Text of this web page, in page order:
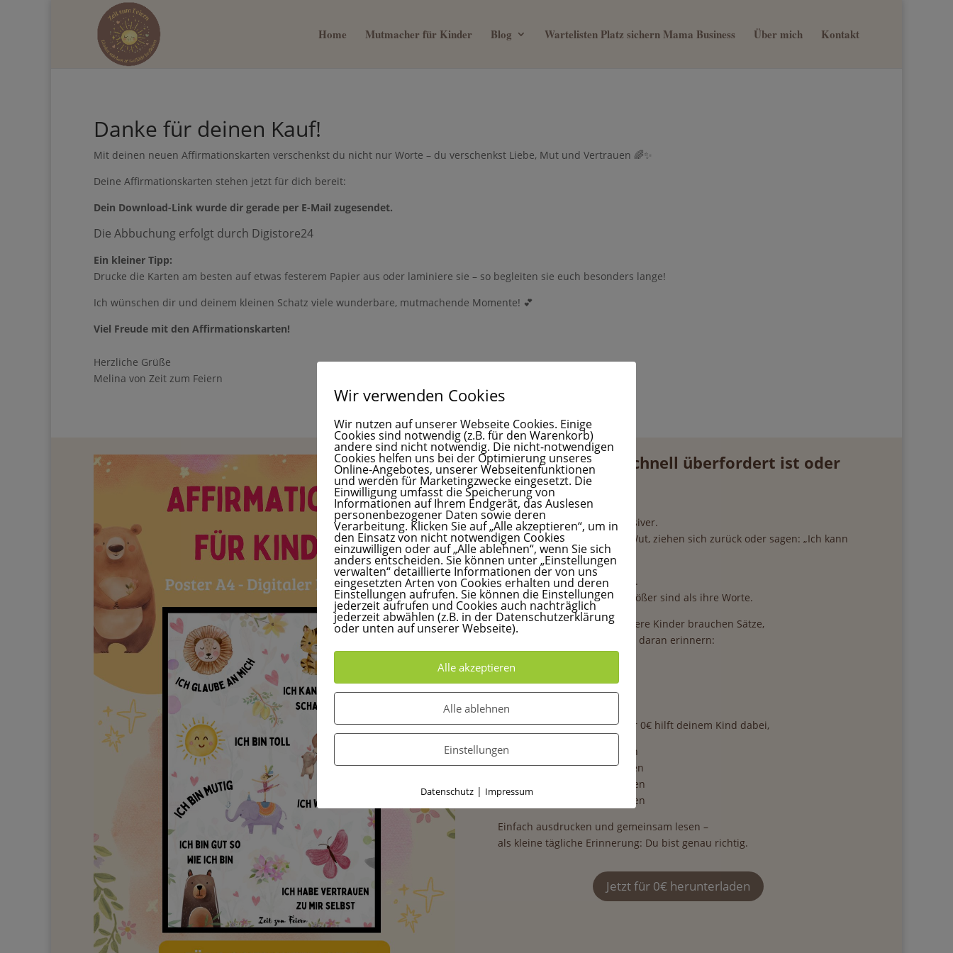
Home Mutmacher für Kinder Blog Wartelisten Platz sichern Mama Business Über mich Kontakt
Danke für deinen Kauf!
Mit deinen neuen Affirmationskarten verschenkst du nicht nur Worte – du verschenkst Liebe, Mut und Vertrauen 🌈✨
Deine Affirmationskarten stehen jetzt für dich bereit:
Dein Download-Link wurde dir gerade per E-Mail zugesendet.
Die Abbuchung erfolgt durch Digistore24
Ein kleiner Tipp:
Drucke die Karten am besten auf etwas festerem Papier aus oder laminiere sie – so begleiten sie euch besonders lange!
Ich wünschen dir und deinem kleinen Schatz viele wunderbare, mutmachende Momente! 💕
Viel Freude mit den Affirmationskarten!
Herzliche Grüße
Melina von Zeit zum Feiern
Wenn dein Kind schnell überfordert ist oder
an sich zweifelt
Manche Kinder fühlen intensiver.
Sie reagieren schneller mit Wut, ziehen sich zurück oder sagen: „Ich kann
das nicht.“
Nicht, weil sie schwierig sind.
Sondern weil ihre Gefühle größer sind als ihre Worte.
Gerade sensible oder unsichere Kinder brauchen Sätze,
die ihnen Halt geben und sie daran erinnern:
Ich bin mutig.
Ich bin stark.
Dieses Affirmationsposter für 0€ hilft deinem Kind dabei,
✔ Selbstzweifel zu beruhigen
✔ innere Sicherheit zu stärken
✔ Gefühle besser einzuordnen
✔ sich selbst mehr zuzutrauen
Einfach ausdrucken und gemeinsam lesen –
als kleine tägliche Erinnerung: Du bist genau richtig.
Jetzt für 0€ herunterladen
Wir verwenden Cookies
Wir nutzen auf unserer Webseite Cookies. Einige
Cookies sind notwendig (z.B. für den Warenkorb)
andere sind nicht notwendig. Die nicht-notwendigen
Cookies helfen uns bei der Optimierung unseres
Online-Angebotes, unserer Webseitenfunktionen
und werden für Marketingzwecke eingesetzt. Die
Einwilligung umfasst die Speicherung von
Informationen auf Ihrem Endgerät, das Auslesen
personenbezogener Daten sowie deren
Verarbeitung. Klicken Sie auf „Alle akzeptieren“, um in
den Einsatz von nicht notwendigen Cookies
einzuwilligen oder auf „Alle ablehnen“, wenn Sie sich
anders entscheiden. Sie können unter „Einstellungen
verwalten“ detaillierte Informationen der von uns
eingesetzten Arten von Cookies erhalten und deren
Einstellungen aufrufen. Sie können die Einstellungen
jederzeit aufrufen und Cookies auch nachträglich
jederzeit abwählen (z.B. in der Datenschutzerklärung
oder unten auf unserer Webseite).
Alle akzeptieren
Alle ablehnen
Einstellungen
Datenschutz| Impressum